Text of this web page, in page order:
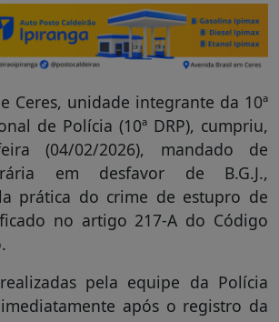
Ceres, unidade integrante da 10ª
de Polícia (10ª DRP), cumpriu,
(04/02/2026), mandado de
em desfavor de B.G.J.,
prática do crime de estupro de
no artigo 217-A do Código
pela equipe da Polícia
após o registro da